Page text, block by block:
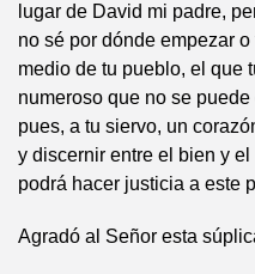
lugar de David mi padre,
no sé por dónde empezar
medio de tu pueblo, el que
numeroso que no se
pues, a tu siervo, un
y discernir entre el bien y
podrá hacer justicia a este
Agradó al Señor esta